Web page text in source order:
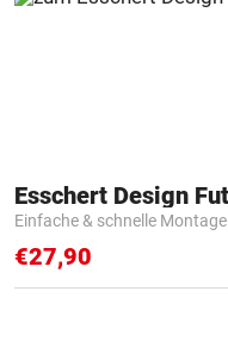
Einfache & schnelle Montage
€27,90